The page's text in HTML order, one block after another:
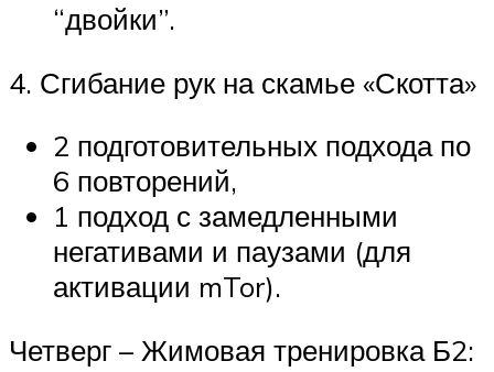
“двойки”.
4. Сгибание рук на скамье «Скотта»
2 подготовительных подхода по
6 повторений,
1 подход с замедленными
негативами и паузами (для
активации mTor).
Четверг – Жимовая тренировка Б2: